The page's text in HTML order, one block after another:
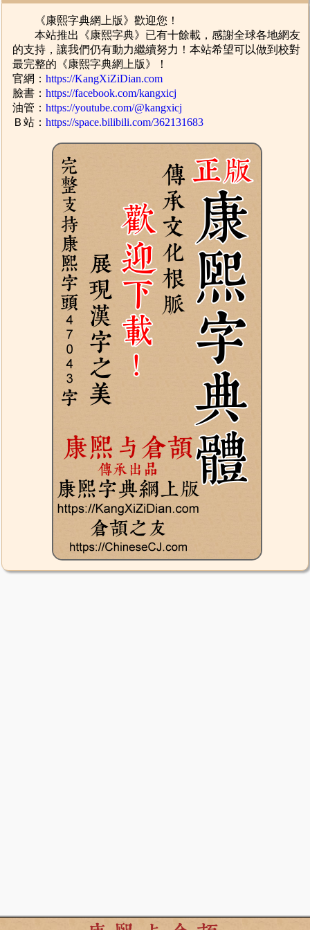
《康熙字典網上版》歡迎您！
本站推出《康熙字典》已有十餘載，感謝全球各地網友
的支持，讓我們仍有動力繼續努力！本站希望可以做到校對
最完整的《康熙字典網上版》！
官網：https://KangXiZiDian.com
臉書：https://facebook.com/kangxicj
油管：https://youtube.com/@kangxicj
Ｂ站：https://space.bilibili.com/362131683